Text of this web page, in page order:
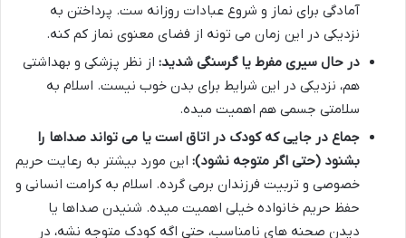
آمادگی برای نماز و شروع عبادات روزانه ست. پرداختن به
نزدیکی در این زمان می تونه از فضای معنوی نماز کم کنه.
در حال سیری مفرط یا گرسنگی شدید: از نظر پزشکی و بهداشتی
هم، نزدیکی در این شرایط برای بدن خوب نیست. اسلام به
سلامتی جسمی هم اهمیت میده.
جماع در جایی که کودک در اتاق است یا می تواند صداها را
بشنود (حتی اگر متوجه نشود): این مورد بیشتر به رعایت حریم
خصوصی و تربیت فرزندان برمی گرده. اسلام به کرامت انسانی و
حفظ حریم خانواده خیلی اهمیت میده. شنیدن صداها یا
دیدن صحنه های نامناسب، حتی اگه کودک متوجه نشه، در